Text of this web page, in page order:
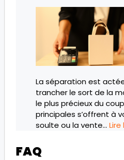
La séparation est
trancher le sort de la
le plus précieux du
principales s’offrent à
soulte ou la vente…
FAQ